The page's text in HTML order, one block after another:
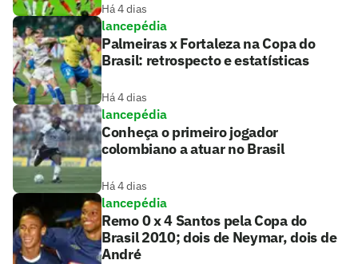
Há 4 dias
lancepédia
Palmeiras x Fortaleza na Copa do
Brasil: retrospecto e estatísticas
Há 4 dias
lancepédia
Conheça o primeiro jogador
colombiano a atuar no Brasil
Há 4 dias
lancepédia
Remo 0 x 4 Santos pela Copa do
Brasil 2010; dois de Neymar, dois de
André